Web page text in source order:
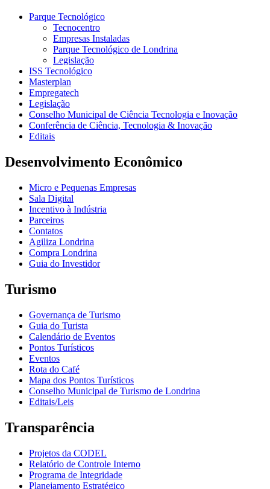
Parque Tecnológico
Tecnocentro
Empresas Instaladas
Parque Tecnológico de Londrina
Legislação
ISS Tecnológico
Masterplan
Empregatech
Legislação
Conselho Municipal de Ciência Tecnologia e Inovação
Conferência de Ciência, Tecnologia & Inovação
Editais
Desenvolvimento Econômico
Micro e Pequenas Empresas
Sala Digital
Incentivo à Indústria
Parceiros
Contatos
Agiliza Londrina
Compra Londrina
Guia do Investidor
Turismo
Governança de Turismo
Guia do Turista
Calendário de Eventos
Pontos Turísticos
Eventos
Rota do Café
Mapa dos Pontos Turísticos
Conselho Municipal de Turismo de Londrina
Editais/Leis
Transparência
Projetos da CODEL
Relatório de Controle Interno
Programa de Integridade
Planejamento Estratégico